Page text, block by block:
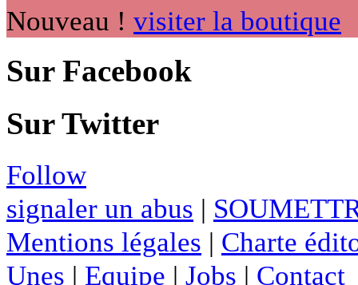
Nouveau ! visiter la boutique
Sur Facebook
Sur Twitter
Follow
signaler un abus |
Mentions légales | Charte
Unes | Equipe | Jobs | Contact